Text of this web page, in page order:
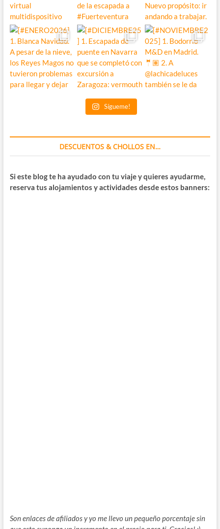
Sígueme!
DESCUENTOS & CHOLLOS EN…
Si este blog te ha ayudado con tu viaje y quieres ayudarme,
reserva tus alojamientos y actividades desde estos banners:
Son enlaces de afiliados y yo me llevo un pequeño porcentaje sin